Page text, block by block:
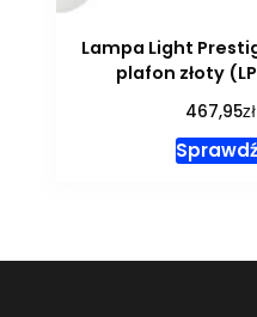
Lampa Light
plafon złoty
467,95zł